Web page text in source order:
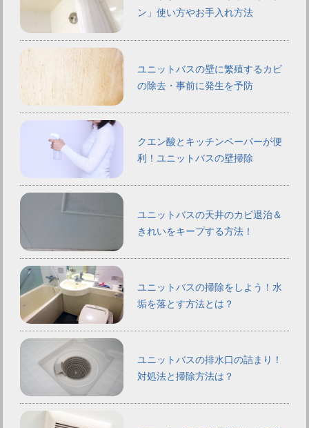
ン」使い方やお手入れ方法
ユニットバスの壁に繁殖するカビ
の除去・事前に発生を予防
クエン酸とキッチンペーパーが便
利！ユニットバスの壁掃除
ユニットバスの天井のカビ退治＆
きれいをキープする方法！
ユニットバスの掃除をしよう！水
垢を落とす方法とは？
ユニットバスの排水口の詰まり！
対処法と掃除方法は？